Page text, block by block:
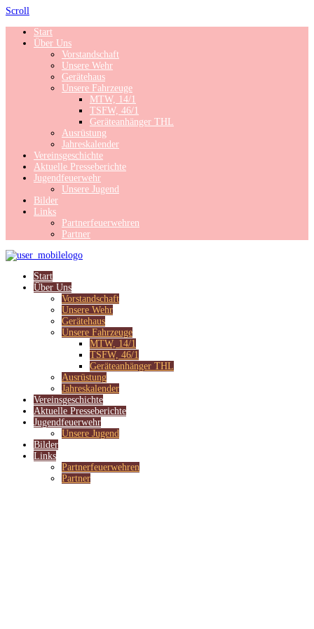
Scroll
Start
Über Uns
Vorstandschaft
Unsere Wehr
Gerätehaus
Unsere Fahrzeuge
MTW, 14/1
TSFW, 46/1
Geräteanhänger THL
Ausrüstung
Jahreskalender
Vereinsgeschichte
Aktuelle Presseberichte
Jugendfeuerwehr
Unsere Jugend
Bilder
Links
Partnerfeuerwehren
Partner
Start
Über Uns
Vorstandschaft
Unsere Wehr
Gerätehaus
Unsere Fahrzeuge
MTW, 14/1
TSFW, 46/1
Geräteanhänger THL
Ausrüstung
Jahreskalender
Vereinsgeschichte
Aktuelle Presseberichte
Jugendfeuerwehr
Unsere Jugend
Bilder
Links
Partnerfeuerwehren
Partner